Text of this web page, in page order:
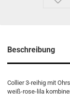
Beschreibung
Collier 3-reihig mit
weiß-rose-lila